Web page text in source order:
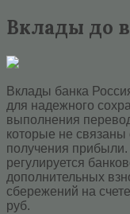
Вклады до
Вклады банка
для надежного
выполнения
которые не связаны
получения
регулируется
дополнительных
сбережений на
руб.